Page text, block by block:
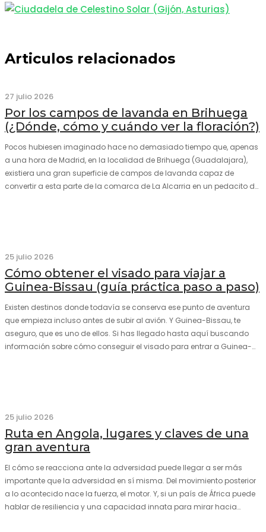
Articulos relacionados
27 julio 2026
Por los campos de lavanda en Brihuega
(¿Dónde, cómo y cuándo ver la floración?)
Pocos hubiesen imaginado hace no demasiado tiempo que, apenas
a una hora de Madrid, en la localidad de Brihuega (Guadalajara),
existiera una gran superficie de campos de lavanda capaz de
convertir a esta parte de la comarca de La Alcarria en un pedacito de
25 julio 2026
Cómo obtener el visado para viajar a
Guinea-Bissau (guía práctica paso a paso)
Existen destinos donde todavía se conserva ese punto de aventura
que empieza incluso antes de subir al avión. Y Guinea-Bissau, te
aseguro, que es uno de ellos. Si has llegado hasta aquí buscando
información sobre cómo conseguir el visado para entrar a Guinea-
25 julio 2026
Ruta en Angola, lugares y claves de una
gran aventura
El cómo se reacciona ante la adversidad puede llegar a ser más
importante que la adversidad en sí misma. Del movimiento posterior
a lo acontecido nace la fuerza, el motor. Y, si un país de África puede
hablar de resiliencia y una capacidad innata para mirar hacia